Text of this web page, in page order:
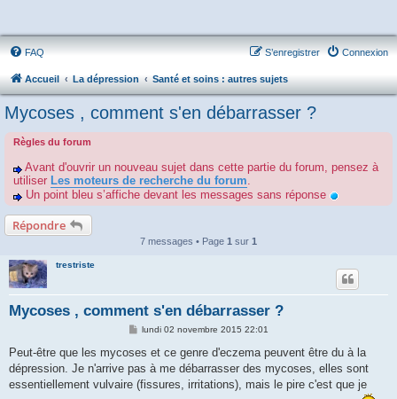
FAQ Connexion
S’enregistrer
Accueil La dépression Santé et soins : autres sujets
Mycoses , comment s'en débarrasser ?
Règles du forum
Avant d'ouvrir un nouveau sujet dans cette partie du forum, pensez à
utiliser Les moteurs de recherche du forum.
Un point bleu s’affiche devant les messages sans réponse
Répondre
7 messages • Page 1 sur 1
trestriste
Mycoses , comment s'en débarrasser ?
M
s
a
g
e
lundi 02 novembre 2015 22:01
Peut-être que les mycoses et ce genre d'eczema peuvent être du à la
dépression. Je n'arrive pas à me débarrasser des mycoses, elles sont
essentiellement vulvaire (fissures, irritations), mais le pire c'est que je